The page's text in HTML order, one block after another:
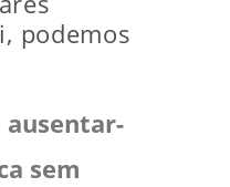
podemos
ausentar-
sem